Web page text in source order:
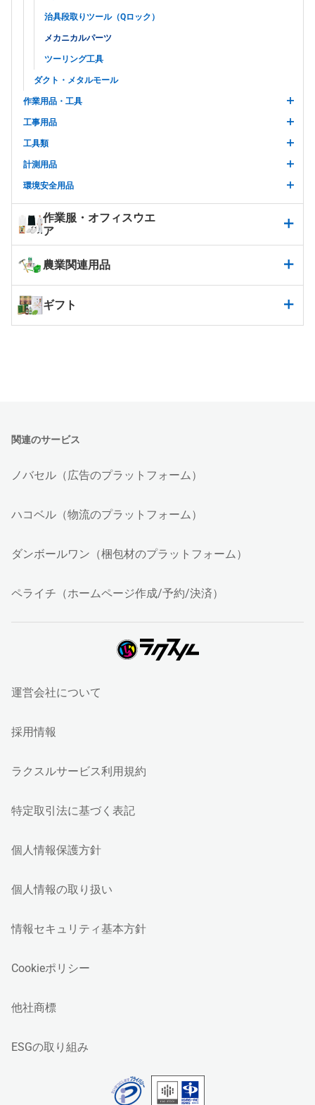
治具段取りツール（Qロック）
メカニカルパーツ
ツーリング工具
ダクト・メタルモール
作業用品・工具
工事用品
工具類
計測用品
環境安全用品
作業服・オフィスウエ
ア
農業関連用品
ギフト
関連のサービス
ノバセル（広告のプラットフォーム）
ハコベル（物流のプラットフォーム）
ダンボールワン（梱包材のプラットフォーム）
ペライチ（ホームページ作成/予約/決済）
運営会社について
採用情報
ラクスルサービス利用規約
特定取引法に基づく表記
個人情報保護方針
個人情報の取り扱い
情報セキュリティ基本方針
Cookieポリシー
他社商標
ESGの取り組み